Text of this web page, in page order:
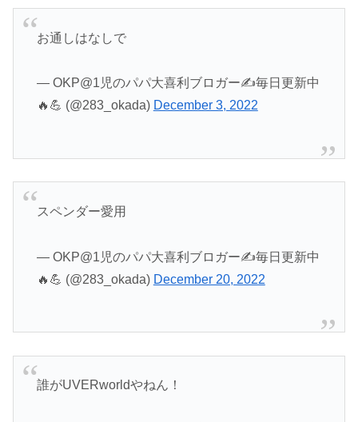
お通しはなしで
— OKP@1児のパパ大喜利ブロガー✍️毎日更新中
🔥💪 (@283_okada) December 3, 2022
スペンダー愛用
— OKP@1児のパパ大喜利ブロガー✍️毎日更新中
🔥💪 (@283_okada) December 20, 2022
誰がUVERworldやねん！